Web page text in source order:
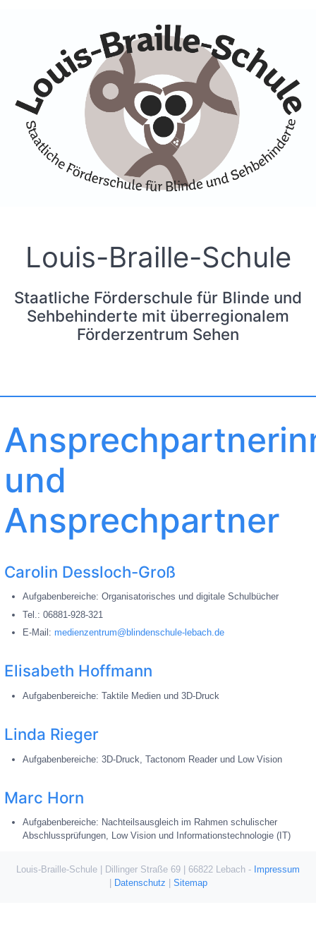
Louis-Braille-Schule
Staatliche Förderschule für Blinde und
Sehbehinderte mit überregionalem
Förderzentrum Sehen
und
Ansprechpartner
Carolin Dessloch-Groß
Aufgabenbereiche: Organisatorisches und digitale Schulbücher
Tel.: 06881-928-321
E-Mail: medienzentrum@blindenschule-lebach.de
Elisabeth Hoffmann
Aufgabenbereiche: Taktile Medien und 3D-Druck
Linda Rieger
Aufgabenbereiche: 3D-Druck, Tactonom Reader und Low Vision
Marc Horn
Aufgabenbereiche: Nachteilsausgleich im Rahmen schulischer
Abschlussprüfungen, Low Vision und Informationstechnologie (IT)
Louis-Braille-Schule | Dillinger Straße 69 | 66822 Lebach - Impressum
Datenschutz Sitemap